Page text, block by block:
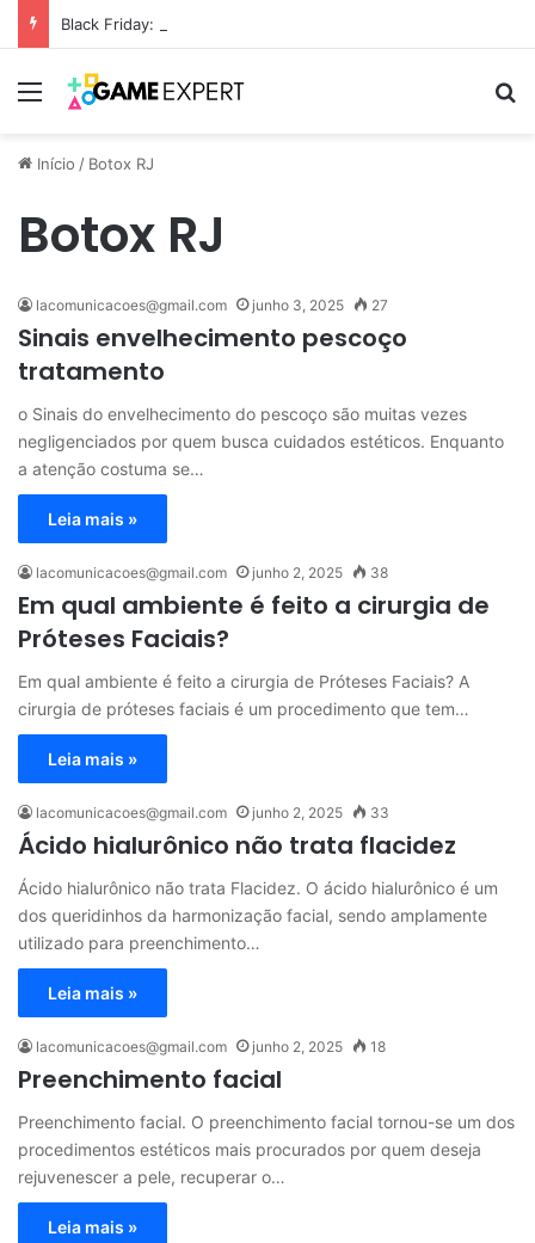
Black Friday: descontos incríveis em eletrônicos
Menu
Início / Botox RJ
Botox RJ
lacomunicacoes@gmail.com junho 3, 2025 27
Sinais envelhecimento pescoço
tratamento
o Sinais do envelhecimento do pescoço são muitas vezes
negligenciados por quem busca cuidados estéticos. Enquanto
a atenção costuma se…
Leia mais »
lacomunicacoes@gmail.com junho 2, 2025 38
Em qual ambiente é feito a cirurgia de
Próteses Faciais?
Em qual ambiente é feito a cirurgia de Próteses Faciais? A
cirurgia de próteses faciais é um procedimento que tem…
Leia mais »
lacomunicacoes@gmail.com junho 2, 2025 33
Ácido hialurônico não trata flacidez
Ácido hialurônico não trata Flacidez. O ácido hialurônico é um
dos queridinhos da harmonização facial, sendo amplamente
utilizado para preenchimento…
Leia mais »
lacomunicacoes@gmail.com junho 2, 2025 18
Preenchimento facial
Preenchimento facial. O preenchimento facial tornou-se um dos
procedimentos estéticos mais procurados por quem deseja
rejuvenescer a pele, recuperar o…
Leia mais »